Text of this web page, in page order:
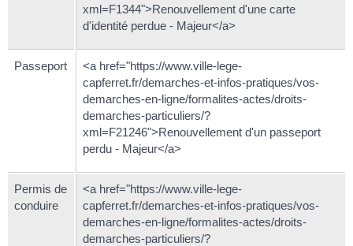
xml=F1344">Renouvellement d'une carte
d'identité perdue - Majeur</a>
Passeport
<a href="https://www.ville-lege-
capferret.fr/demarches-et-infos-pratiques/vos-
demarches-en-ligne/formalites-actes/droits-
demarches-particuliers/?
xml=F21246">Renouvellement d'un passeport
perdu - Majeur</a>
Permis de
conduire
<a href="https://www.ville-lege-
capferret.fr/demarches-et-infos-pratiques/vos-
demarches-en-ligne/formalites-actes/droits-
demarches-particuliers/?